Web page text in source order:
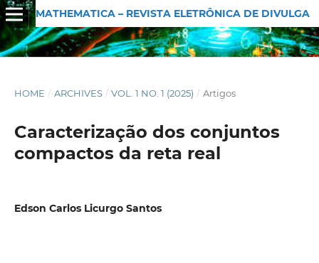
MATHEMATICA – REVISTA ELETRÔNICA DE DIVULGAÇÃO MATEMÁTICA
HOME / ARCHIVES / VOL. 1 NO. 1 (2025) / Artigos
Caracterização dos conjuntos
compactos da reta real
Edson Carlos Licurgo Santos